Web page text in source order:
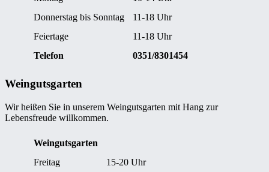
Donnerstag bis Sonntag
11-18 Uhr
Feiertage
11-18 Uhr
Telefon
0351/8301454
Weingutsgarten
Wir heißen Sie in unserem Weingutsgarten mit Hang zur
Lebensfreude willkommen.
Weingutsgarten
Freitag
15-20 Uhr